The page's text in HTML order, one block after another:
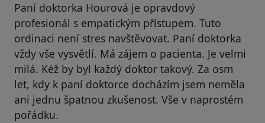
Paní doktorka Hourová je opravdový
profesionál s empatickým přístupem. Tuto
ordinaci není stres navštěvovat. Paní doktorka
vždy vše vysvětlí. Má zájem o pacienta. Je velmi
milá. Kéž by byl každý doktor takový. Za osm
let, kdy k paní doktorce docházím jsem neměla
ani jednu špatnou zkušenost. Vše v naprostém
pořádku.